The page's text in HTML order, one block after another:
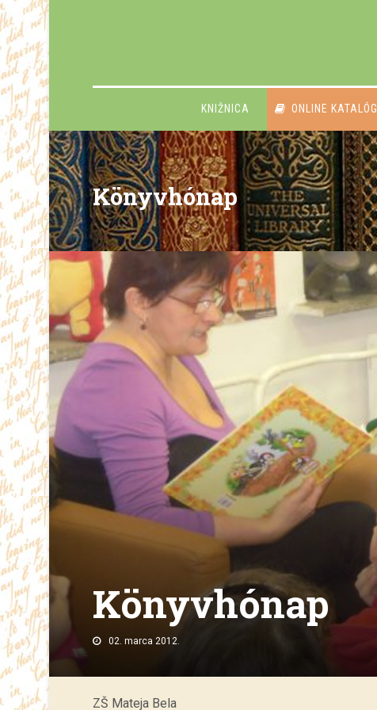
KNIŽNICA ONLINE KATALÓG
Könyvhónap
Könyvhónap
02. marca 2012.
ZŠ Mateja Bela